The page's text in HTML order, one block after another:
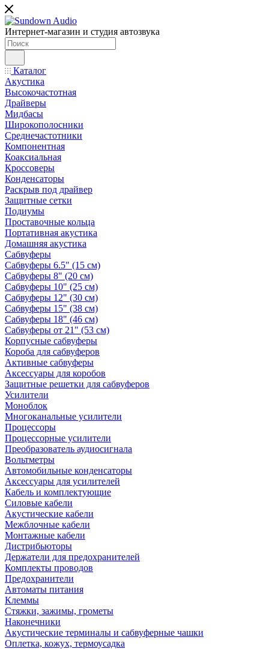
Интернет-магазин и студия автозвука
Каталог
Акустика
Высокочастотная
Драйверы
Мидбасы
Широкополосники
Среднечастотники
Компонентная
Коаксиальная
Кроссоверы
Конденсаторы
Раскрыв под драйвер
Защитные сетки
Подиумы
Проставочные кольца
Портативная акустика
Домашняя акустика
Сабвуферы
Сабвуферы 6.5" (15 см)
Сабвуферы 8" (20 см)
Сабвуферы 10" (25 см)
Сабвуферы 12" (30 см)
Сабвуферы 15" (38 см)
Сабвуферы 18" (46 см)
Сабвуферы от 21" (53 см)
Корпусные сабвуферы
Короба для сабвуферов
Активные сабвуферы
Аксессуары для коробов
Защитные решетки для сабвуферов
Усилители
Моноблок
Многоканальные усилители
Процессоры
Процессорные усилители
Преобразователь аудиосигнала
Вольтметры
Автомобильные конденсаторы
Аксессуары для усилителей
Кабель и комплектующие
Силовые кабели
Акустические кабели
Межблочные кабели
Монтажные кабели
Дистрибьюторы
Держатели для предохранителей
Комплекты проводов
Предохранители
Автоматы питания
Клеммы
Стяжки, зажимы, грометы
Наконечники
Акустические терминалы и сабвуферные чашки
Оплетка, кожух, термоусадка